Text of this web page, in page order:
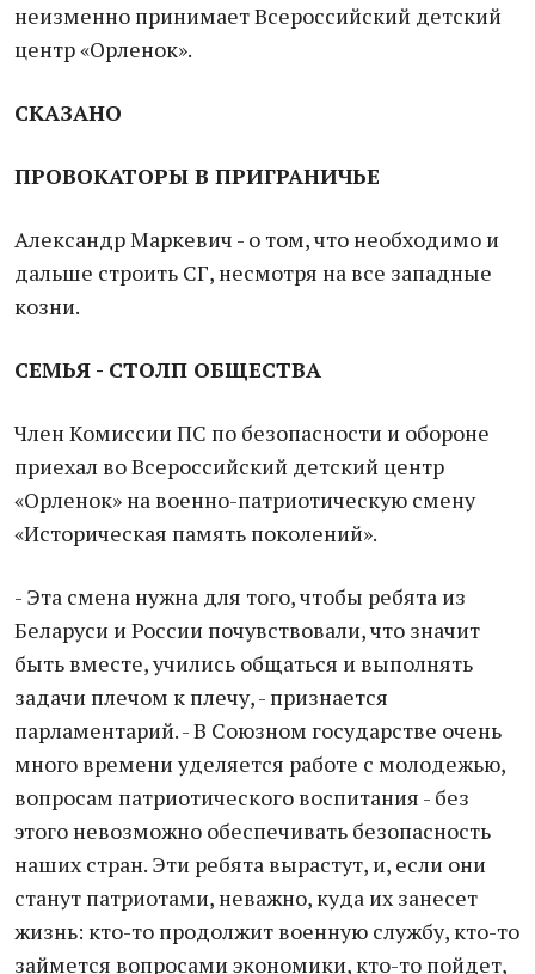
неизменно принимает Всероссийский детский
центр «Орленок».
СКАЗАНО
ПРОВОКАТОРЫ В ПРИГРАНИЧЬЕ
Александр Маркевич - о том, что необходимо и
дальше строить СГ, несмотря на все западные
козни.
СЕМЬЯ - СТОЛП ОБЩЕСТВА
Член Комиссии ПС по безопасности и обороне
приехал во Всероссийский детский центр
«Орленок» на военно-патриотическую смену
«Историческая память поколений».
- Эта смена нужна для того, чтобы ребята из
Беларуси и России почувствовали, что значит
быть вместе, учились общаться и выполнять
задачи плечом к плечу, - признается
парламентарий. - В Союзном государстве очень
много времени уделяется работе с молодежью,
вопросам патриотического воспитания - без
этого невозможно обеспечивать безопасность
наших стран. Эти ребята вырастут, и, если они
станут патриотами, неважно, куда их занесет
жизнь: кто-то продолжит военную службу, кто-то
займется вопросами экономики, кто-то пойдет,